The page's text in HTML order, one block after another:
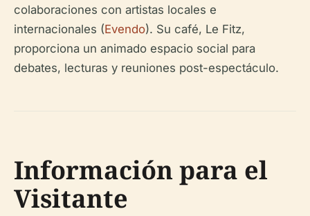
colaboraciones con artistas locales e
internacionales (Evendo). Su café, Le Fitz,
proporciona un animado espacio social para
debates, lecturas y reuniones post-espectáculo.
Información para el
Visitante